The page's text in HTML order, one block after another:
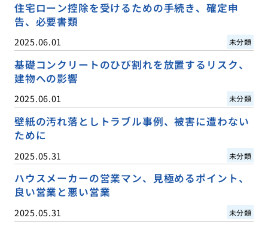
住宅ローン控除を受けるための手続き、確定申
告、必要書類
2025.06.01 未分類
基礎コンクリートのひび割れを放置するリスク、
建物への影響
2025.06.01 未分類
壁紙の汚れ落としトラブル事例、被害に遭わない
ために
2025.05.31 未分類
ハウスメーカーの営業マン、見極めるポイント、
良い営業と悪い営業
2025.05.31 未分類